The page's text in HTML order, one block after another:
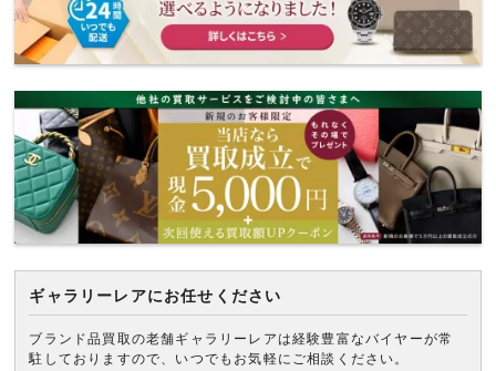
ギャラリーレアにお任せください
ブランド品買取の老舗ギャラリーレアは経験豊富なバイヤーが常
駐しておりますので、いつでもお気軽にご相談ください。